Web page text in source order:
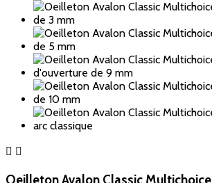
 
Oeilleton Avalon Classic Multichoice